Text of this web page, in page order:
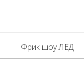
Фрик шоу ЛЕД